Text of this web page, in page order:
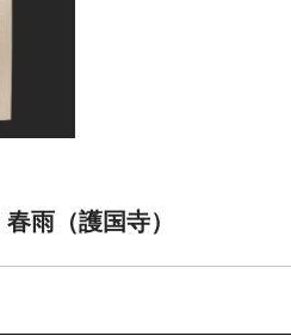
雨（護国寺）